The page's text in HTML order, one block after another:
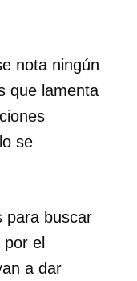
nota ningún
que lamenta
se
para buscar
por el
a dar